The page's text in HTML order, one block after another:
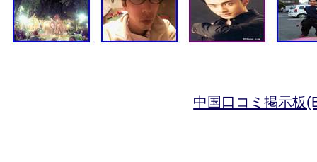
中国口コミ掲示板